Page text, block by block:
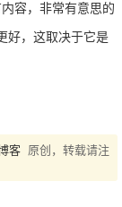
容，非常有意思的
好，这取决于它是
客 原创，转载请注